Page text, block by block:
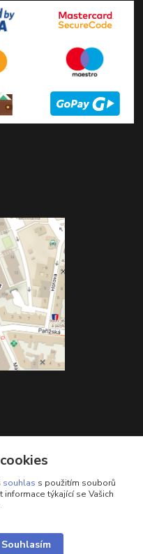
souhlas s použitím souborů
týkající se Vašich
Souhlasím